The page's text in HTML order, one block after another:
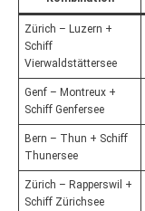
Zürich – Luzern +
Schiff
Vierwaldstättersee
Genf – Montreux +
Schiff Genfersee
Bern – Thun + Schiff
Thunersee
Zürich – Rapperswil +
Schiff Zürichsee